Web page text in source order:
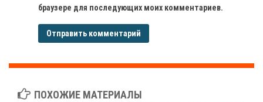
браузере для последующих моих комментариев.
ПОХОЖИЕ МАТЕРИАЛЫ